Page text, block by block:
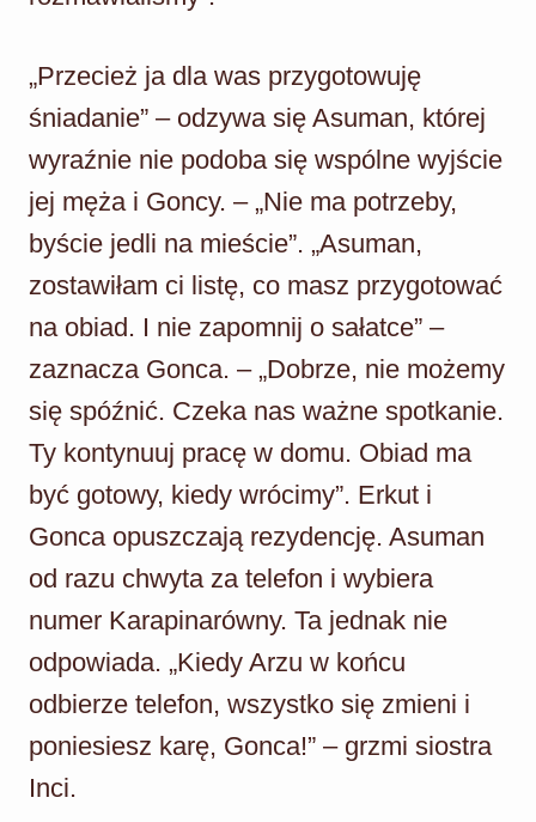
„Przecież ja dla was przygotowuję
śniadanie” – odzywa się Asuman, której
wyraźnie nie podoba się wspólne wyjście
jej męża i Goncy. – „Nie ma potrzeby,
byście jedli na mieście”. „Asuman,
zostawiłam ci listę, co masz przygotować
na obiad. I nie zapomnij o sałatce” –
zaznacza Gonca. – „Dobrze, nie możemy
się spóźnić. Czeka nas ważne spotkanie.
Ty kontynuuj pracę w domu. Obiad ma
być gotowy, kiedy wrócimy”. Erkut i
Gonca opuszczają rezydencję. Asuman
od razu chwyta za telefon i wybiera
numer Karapinarówny. Ta jednak nie
odpowiada. „Kiedy Arzu w końcu
odbierze telefon, wszystko się zmieni i
poniesiesz karę, Gonca!” – grzmi siostra
Inci.